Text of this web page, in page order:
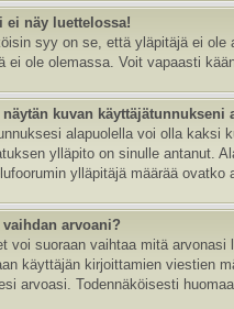
ei näy luettelossa!
syy on se, että yläpitäjä ei
ei ole olemassa. Voit vapaasti
kuvan käyttäjätunnukseni
alapuolella voi olla kaksi
ylläpito on sinulle antanut.
ylläpitäjä määrää
arvoani?
voi suoraan vaihtaa mitä
käyttäjän kirjoittamien viestien
arvoasi. Todennäköisesti